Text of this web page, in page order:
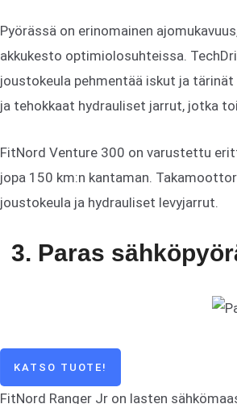
Pyörässä on erinomainen
akkukesto optimiolosuhteissa.
joustokeula pehmentää iskut ja
ja tehokkaat hydrauliset jarrut, jotka
FitNord Venture 300 on varustettu
jopa 150 km:n kantaman.
joustokeula ja hydrauliset levyjarrut.
3. Paras
KATSO TUOTE!
FitNord Ranger Jr on lasten